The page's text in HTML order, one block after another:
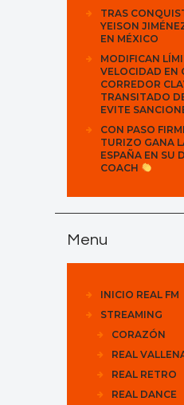
TRAS
YEISON
EN MÉXICO
MODIFICAN
VELOCIDAD EN
CORREDOR
TRANSITADO
EVITE
CON PASO
TURIZO GANA
ESPAÑA EN SU
COACH
Menu
INICIO REAL FM
STREAMING
CORAZÓN
REAL
REAL RETRO
REAL DANCE